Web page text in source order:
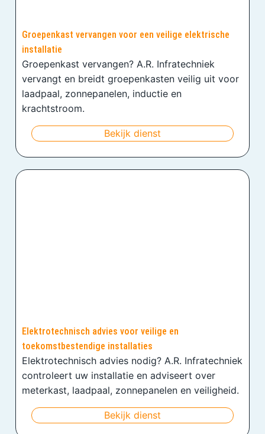
Groepenkast vervangen voor een veilige elektrische
installatie
Groepenkast vervangen? A.R. Infratechniek
vervangt en breidt groepenkasten veilig uit voor
laadpaal, zonnepanelen, inductie en
krachtstroom.
Bekijk dienst
Elektrotechnisch advies voor veilige en
toekomstbestendige installaties
Elektrotechnisch advies nodig? A.R. Infratechniek
controleert uw installatie en adviseert over
meterkast, laadpaal, zonnepanelen en veiligheid.
Bekijk dienst